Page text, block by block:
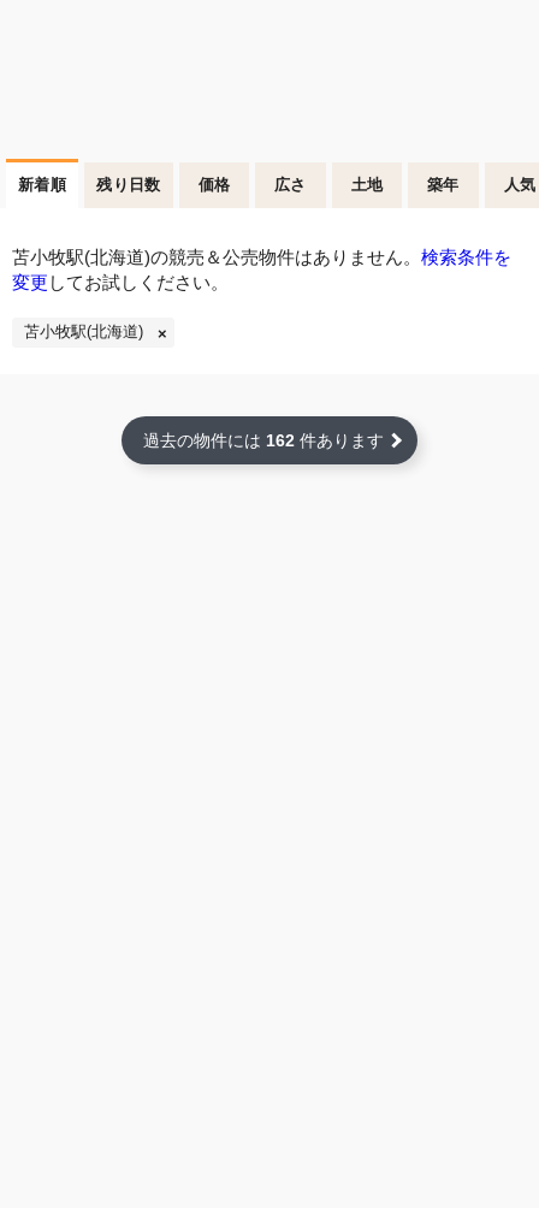
新着順 残り日数 価格 広さ 土地 築年 人気
苫小牧駅(北海道)の競売＆公売物件はありません。 検索条件を
変更 してお試しください。
苫小牧駅(北海道)
過去の物件には 162 件あります